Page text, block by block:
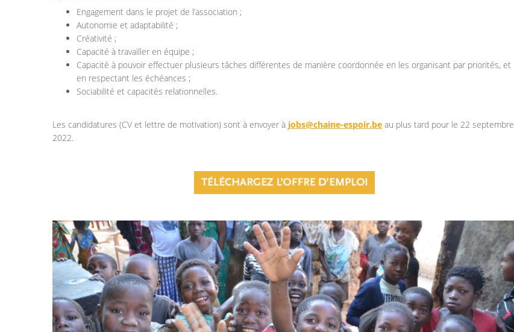
Engagement dans le projet de l’association ;
Autonomie et adaptabilité ;
Créativité ;
Capacité à travailler en équipe ;
Capacité à pouvoir effectuer plusieurs tâches différentes de manière coordonnée en les organisant par priorités, et
en respectant les échéances ;
Sociabilité et capacités relationnelles.
Les candidatures (CV et lettre de motivation) sont à envoyer à jobs@chaine-espoir.be au plus tard pour le 22 septembre
2022.